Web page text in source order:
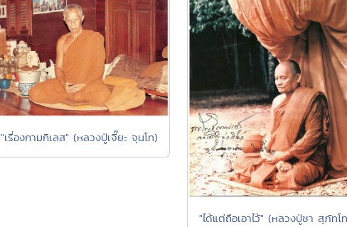
"เรื่องกามกิเลส" (หลวงปู่เจี๊ยะ จุนโท)
"ได้แต่ถือเอาไว้" (หลวงปู่ชา สุภัทโ